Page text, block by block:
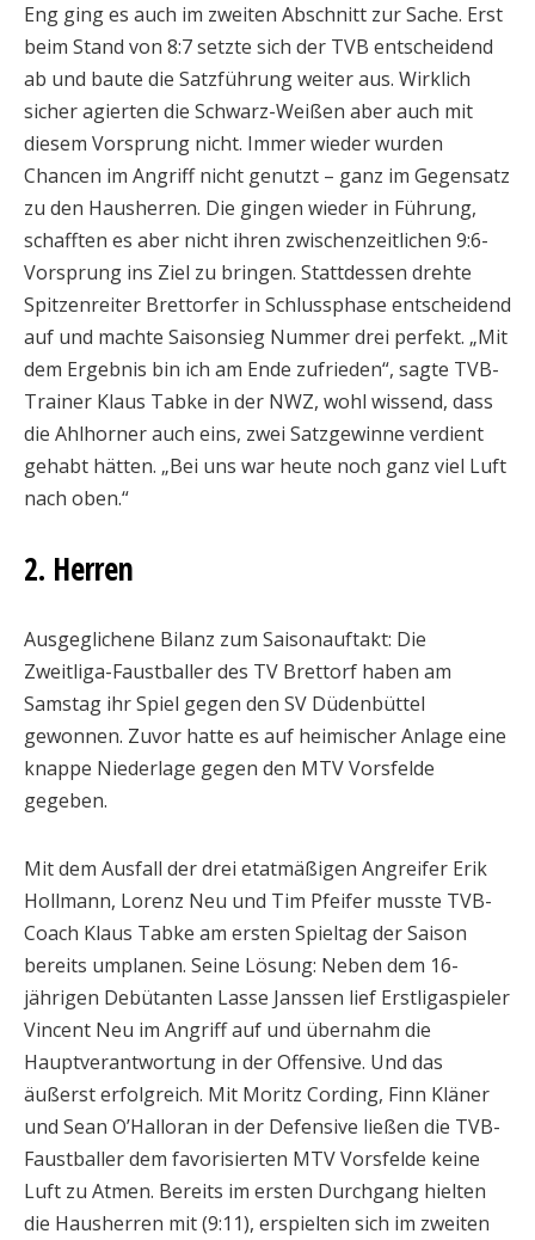
Eng ging es auch im zweiten Abschnitt zur Sache. Erst
beim Stand von 8:7 setzte sich der TVB entscheidend
ab und baute die Satzführung weiter aus. Wirklich
sicher agierten die Schwarz-Weißen aber auch mit
diesem Vorsprung nicht. Immer wieder wurden
Chancen im Angriff nicht genutzt – ganz im Gegensatz
zu den Hausherren. Die gingen wieder in Führung,
schafften es aber nicht ihren zwischenzeitlichen 9:6-
Vorsprung ins Ziel zu bringen. Stattdessen drehte
Spitzenreiter Brettorfer in Schlussphase entscheidend
auf und machte Saisonsieg Nummer drei perfekt. „Mit
dem Ergebnis bin ich am Ende zufrieden“, sagte TVB-
Trainer Klaus Tabke in der NWZ, wohl wissend, dass
die Ahlhorner auch eins, zwei Satzgewinne verdient
gehabt hätten. „Bei uns war heute noch ganz viel Luft
nach oben.“
2. Herren
Ausgeglichene Bilanz zum Saisonauftakt: Die
Zweitliga-Faustballer des TV Brettorf haben am
Samstag ihr Spiel gegen den SV Düdenbüttel
gewonnen. Zuvor hatte es auf heimischer Anlage eine
knappe Niederlage gegen den MTV Vorsfelde
gegeben.
Mit dem Ausfall der drei etatmäßigen Angreifer Erik
Hollmann, Lorenz Neu und Tim Pfeifer musste TVB-
Coach Klaus Tabke am ersten Spieltag der Saison
bereits umplanen. Seine Lösung: Neben dem 16-
jährigen Debütanten Lasse Janssen lief Erstligaspieler
Vincent Neu im Angriff auf und übernahm die
Hauptverantwortung in der Offensive. Und das
äußerst erfolgreich. Mit Moritz Cording, Finn Kläner
und Sean O’Halloran in der Defensive ließen die TVB-
Faustballer dem favorisierten MTV Vorsfelde keine
Luft zu Atmen. Bereits im ersten Durchgang hielten
die Hausherren mit (9:11), erspielten sich im zweiten